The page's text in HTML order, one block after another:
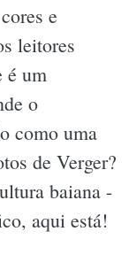
e
leitores
é um
o
como uma
de Verger?
baiana -
aqui está!